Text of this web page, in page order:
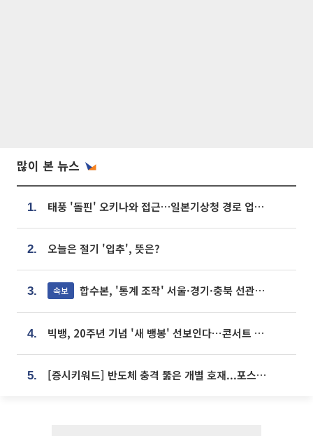
많이 본 뉴스
1. 태풍 '돌핀' 오키나와 접근…일본기상청 경로 업데이트
2. 오늘은 절기 '입추', 뜻은?
3. 속보 합수본, '통계 조작' 서울·경기·충북 선관위 등 추가 압수수색
4. 빅뱅, 20주년 기념 '새 뱅봉' 선보인다⋯콘서트 앞두고 팝업 개최
5. [증시키워드] 반도체 충격 뚫은 개별 호재...포스코퓨처엠·에코프로·한화솔루션 '눈길'